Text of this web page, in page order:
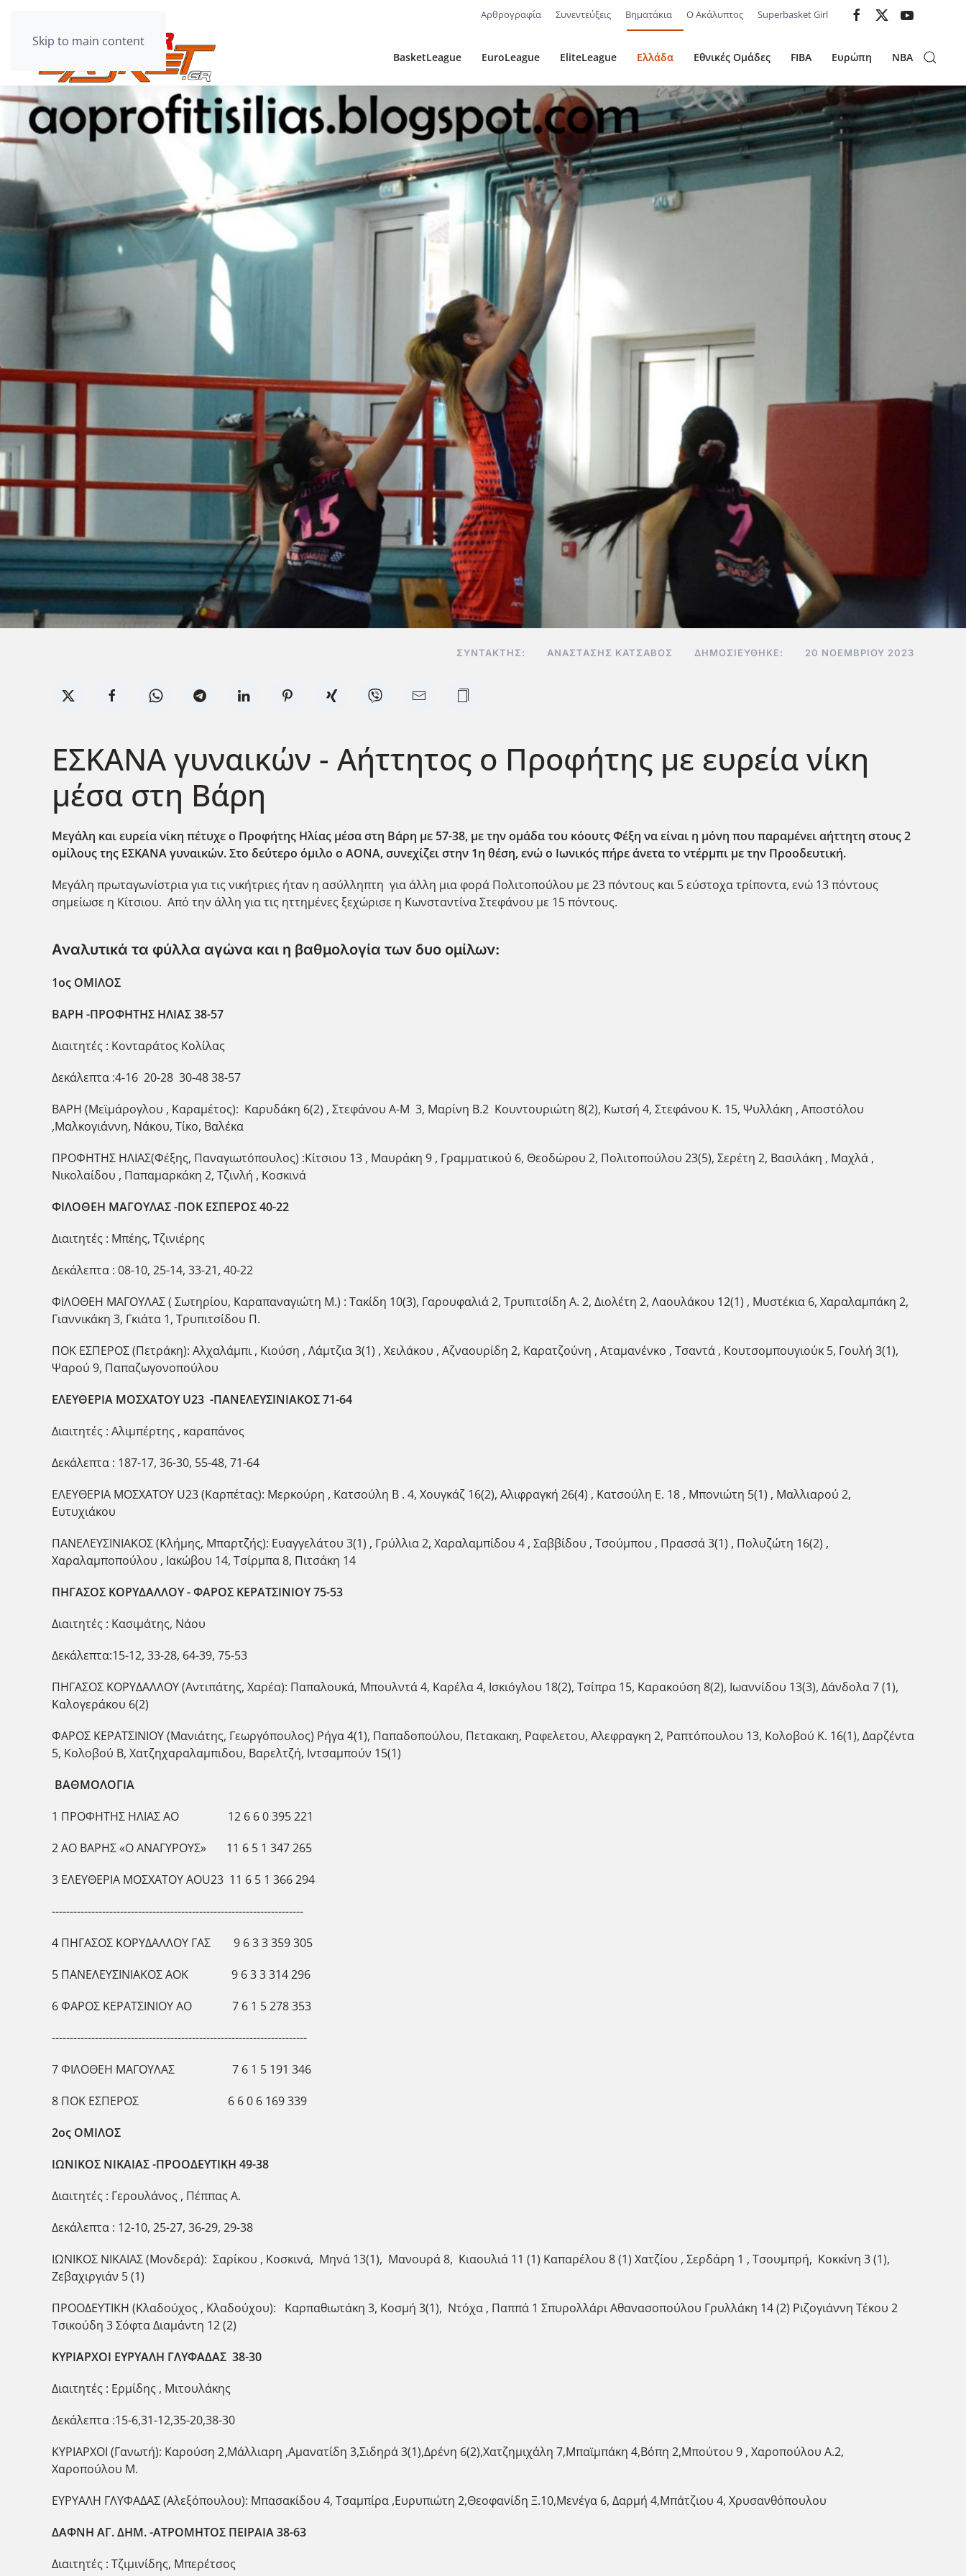
Skip to main content
Αρθρογραφία Συνεντεύξεις Βηματάκια Ο Ακάλυπτος Superbasket Girl
BasketLeague EuroLeague EliteLeague Ελλάδα Εθνικές Ομάδες FIBA Ευρώπη NBA
ΣΥΝΤΆΚΤΗΣ: ΑΝΑΣΤΆΣΗΣ ΚΑΤΣΑΒΌΣ ΔΗΜΟΣΙΕΎΘΗΚΕ: 20 ΝΟΕΜΒΡΊΟΥ 2023
ΕΣΚΑΝΑ γυναικών - Αήττητος ο Προφήτης με ευρεία νίκη
μέσα στη Βάρη
Μεγάλη και ευρεία νίκη πέτυχε ο Προφήτης Ηλίας μέσα στη Βάρη με 57-38, με την ομάδα του κόουτς Φέξη να είναι η μόνη που παραμένει αήττητη στους 2
ομίλους της ΕΣΚΑΝΑ γυναικών. Στο δεύτερο όμιλο ο ΑΟΝΑ, συνεχίζει στην 1η θέση, ενώ ο Ιωνικός πήρε άνετα το ντέρμπι με την Προοδευτική.
Μεγάλη πρωταγωνίστρια για τις νικήτριες ήταν η ασύλληπτη για άλλη μια φορά Πολιτοπούλου με 23 πόντους και 5 εύστοχα τρίποντα, ενώ 13 πόντους
σημείωσε η Κίτσιου. Από την άλλη για τις ηττημένες ξεχώρισε η Κωνσταντίνα Στεφάνου με 15 πόντους.
Αναλυτικά τα φύλλα αγώνα και η βαθμολογία των δυο ομίλων:
1ος ΟΜΙΛΟΣ
ΒΑΡΗ -ΠΡΟΦΗΤΗΣ ΗΛΙΑΣ 38-57
Διαιτητές : Κονταράτος Κολίλας
Δεκάλεπτα :4-16 20-28 30-48 38-57
ΒΑΡΗ (Μεϊμάρογλου , Καραμέτος): Καρυδάκη 6(2) , Στεφάνου Α-Μ 3, Μαρίνη Β.2 Κουντουριώτη 8(2), Κωτσή 4, Στεφάνου Κ. 15, Ψυλλάκη , Αποστόλου
,Μαλκογιάννη, Νάκου, Τίκο, Βαλέκα
ΠΡΟΦΗΤΗΣ ΗΛΙΑΣ(Φέξης, Παναγιωτόπουλος) :Κίτσιου 13 , Μαυράκη 9 , Γραμματικού 6, Θεοδώρου 2, Πολιτοπούλου 23(5), Σερέτη 2, Βασιλάκη , Μαχλά ,
Νικολαίδου , Παπαμαρκάκη 2, Τζινλή , Κοσκινά
ΦΙΛΟΘΕΗ ΜΑΓΟΥΛΑΣ -ΠΟΚ ΕΣΠΕΡΟΣ 40-22
Διαιτητές : Μπέης, Τζινιέρης
Δεκάλεπτα : 08-10, 25-14, 33-21, 40-22
ΦΙΛΟΘΕΗ ΜΑΓΟΥΛΑΣ ( Σωτηρίου, Καραπαναγιώτη Μ.) : Τακίδη 10(3), Γαρουφαλιά 2, Τρυπιτσίδη Α. 2, Διολέτη 2, Λαουλάκου 12(1) , Μυστέκια 6, Χαραλαμπάκη 2,
Γιαννικάκη 3, Γκιάτα 1, Τρυπιτσίδου Π.
ΠΟΚ ΕΣΠΕΡΟΣ (Πετράκη): Αλχαλάμπι , Κιούση , Λάμτζια 3(1) , Χειλάκου , Αζναουρίδη 2, Καρατζούνη , Αταμανένκο , Τσαντά , Κουτσομπουγιούκ 5, Γουλή 3(1),
Ψαρού 9, Παπαζωγονοπούλου
ΕΛΕΥΘΕΡΙΑ ΜΟΣΧΑΤΟΥ U23 -ΠΑΝΕΛΕΥΣΙΝΙΑΚΟΣ 71-64
Διαιτητές : Αλιμπέρτης , καραπάνος
Δεκάλεπτα : 187-17, 36-30, 55-48, 71-64
ΕΛΕΥΘΕΡΙΑ ΜΟΣΧΑΤΟΥ U23 (Καρπέτας): Μερκούρη , Κατσούλη Β . 4, Χουγκάζ 16(2), Αλιφραγκή 26(4) , Κατσούλη Ε. 18 , Μπονιώτη 5(1) , Μαλλιαρού 2,
Ευτυχιάκου
ΠΑΝΕΛΕΥΣΙΝΙΑΚΟΣ (Κλήμης, Μπαρτζής): Ευαγγελάτου 3(1) , Γρύλλια 2, Χαραλαμπίδου 4 , Σαββίδου , Τσούμπου , Πρασσά 3(1) , Πολυζώτη 16(2) ,
Χαραλαμποπούλου , Ιακώβου 14, Τσίρμπα 8, Πιτσάκη 14
ΠΗΓΑΣΟΣ ΚΟΡΥΔΑΛΛΟΥ - ΦΑΡΟΣ ΚΕΡΑΤΣΙΝΙΟΥ 75-53
Διαιτητές : Κασιμάτης, Νάου
Δεκάλεπτα:15-12, 33-28, 64-39, 75-53
ΠΗΓΑΣΟΣ ΚΟΡΥΔΑΛΛΟΥ (Αντιπάτης, Χαρέα): Παπαλουκά, Μπουλντά 4, Καρέλα 4, Ισκιόγλου 18(2), Τσίπρα 15, Καρακούση 8(2), Ιωαννίδου 13(3), Δάνδολα 7 (1),
Καλογεράκου 6(2)
ΦΑΡΟΣ ΚΕΡΑΤΣΙΝΙΟΥ (Μανιάτης, Γεωργόπουλος) Ρήγα 4(1), Παπαδοπούλου, Πετακακη, Ραφελετου, Αλεφραγκη 2, Ραπτόπουλου 13, Κολοβού Κ. 16(1), Δαρζέντα
5, Κολοβού Β, Χατζηχαραλαμπιδου, Βαρελτζή, Ιντσαμπούν 15(1)
ΒΑΘΜΟΛΟΓΙΑ
1 ΠΡΟΦΗΤΗΣ ΗΛΙΑΣ ΑΟ 12 6 6 0 395 221
2 ΑΟ ΒΑΡΗΣ «Ο ΑΝΑΓΥΡΟΥΣ» 11 6 5 1 347 265
3 ΕΛΕΥΘΕΡΙΑ ΜΟΣΧΑΤΟΥ ΑΟU23 11 6 5 1 366 294
----------------------------------------------------------------------
4 ΠΗΓΑΣΟΣ ΚΟΡΥΔΑΛΛΟΥ ΓΑΣ 9 6 3 3 359 305
5 ΠΑΝΕΛΕΥΣΙΝΙΑΚΟΣ ΑΟΚ 9 6 3 3 314 296
6 ΦΑΡΟΣ ΚΕΡΑΤΣΙΝΙΟΥ ΑΟ 7 6 1 5 278 353
-----------------------------------------------------------------------
7 ΦΙΛΟΘΕΗ ΜΑΓΟΥΛΑΣ 7 6 1 5 191 346
8 ΠΟΚ ΕΣΠΕΡΟΣ 6 6 0 6 169 339
2ος ΟΜΙΛΟΣ
ΙΩΝΙΚΟΣ ΝΙΚΑΙΑΣ -ΠΡΟΟΔΕΥΤΙΚΗ 49-38
Διαιτητές : Γερουλάνος , Πέππας Α.
Δεκάλεπτα : 12-10, 25-27, 36-29, 29-38
ΙΩΝΙΚΟΣ ΝΙΚΑΙΑΣ (Μονδερά): Σαρίκου , Κοσκινά, Μηνά 13(1), Μανουρά 8, Κιαουλιά 11 (1) Καπαρέλου 8 (1) Χατζίου , Σερδάρη 1 , Τσουμπρή, Κοκκίνη 3 (1),
Ζεβαχιργιάν 5 (1)
ΠΡΟΟΔΕΥΤΙΚΗ (Κλαδούχος , Κλαδούχου): Καρπαθιωτάκη 3, Κοσμή 3(1), Ντόχα , Παππά 1 Σπυρολλάρι Αθανασοπούλου Γρυλλάκη 14 (2) Ριζογιάννη Τέκου 2
Τσικούδη 3 Σόφτα Διαμάντη 12 (2)
ΚΥΡΙΑΡΧΟΙ ΕΥΡΥΑΛΗ ΓΛΥΦΑΔΑΣ 38-30
Διαιτητές : Ερμίδης , Μιτουλάκης
Δεκάλεπτα :15-6,31-12,35-20,38-30
ΚΥΡΙΑΡΧΟΙ (Γανωτή): Καρούση 2,Μάλλιαρη ,Αμανατίδη 3,Σιδηρά 3(1),Δρένη 6(2),Χατζημιχάλη 7,Μπαϊμπάκη 4,Βόπη 2,Μπούτου 9 , Χαροπούλου Α.2,
Χαροπούλου Μ.
ΕΥΡΥΑΛΗ ΓΛΥΦΑΔΑΣ (Αλεξόπουλου): Μπασακίδου 4, Τσαμπίρα ,Ευρυπιώτη 2,Θεοφανίδη Ξ.10,Μενέγα 6, Δαρμή 4,Μπάτζιου 4, Χρυσανθόπουλου
ΔΑΦΝΗ ΑΓ. ΔΗΜ. -ΑΤΡΟΜΗΤΟΣ ΠΕΙΡΑΙΑ 38-63
Διαιτητές : Τζιμινίδης, Μπερέτσος